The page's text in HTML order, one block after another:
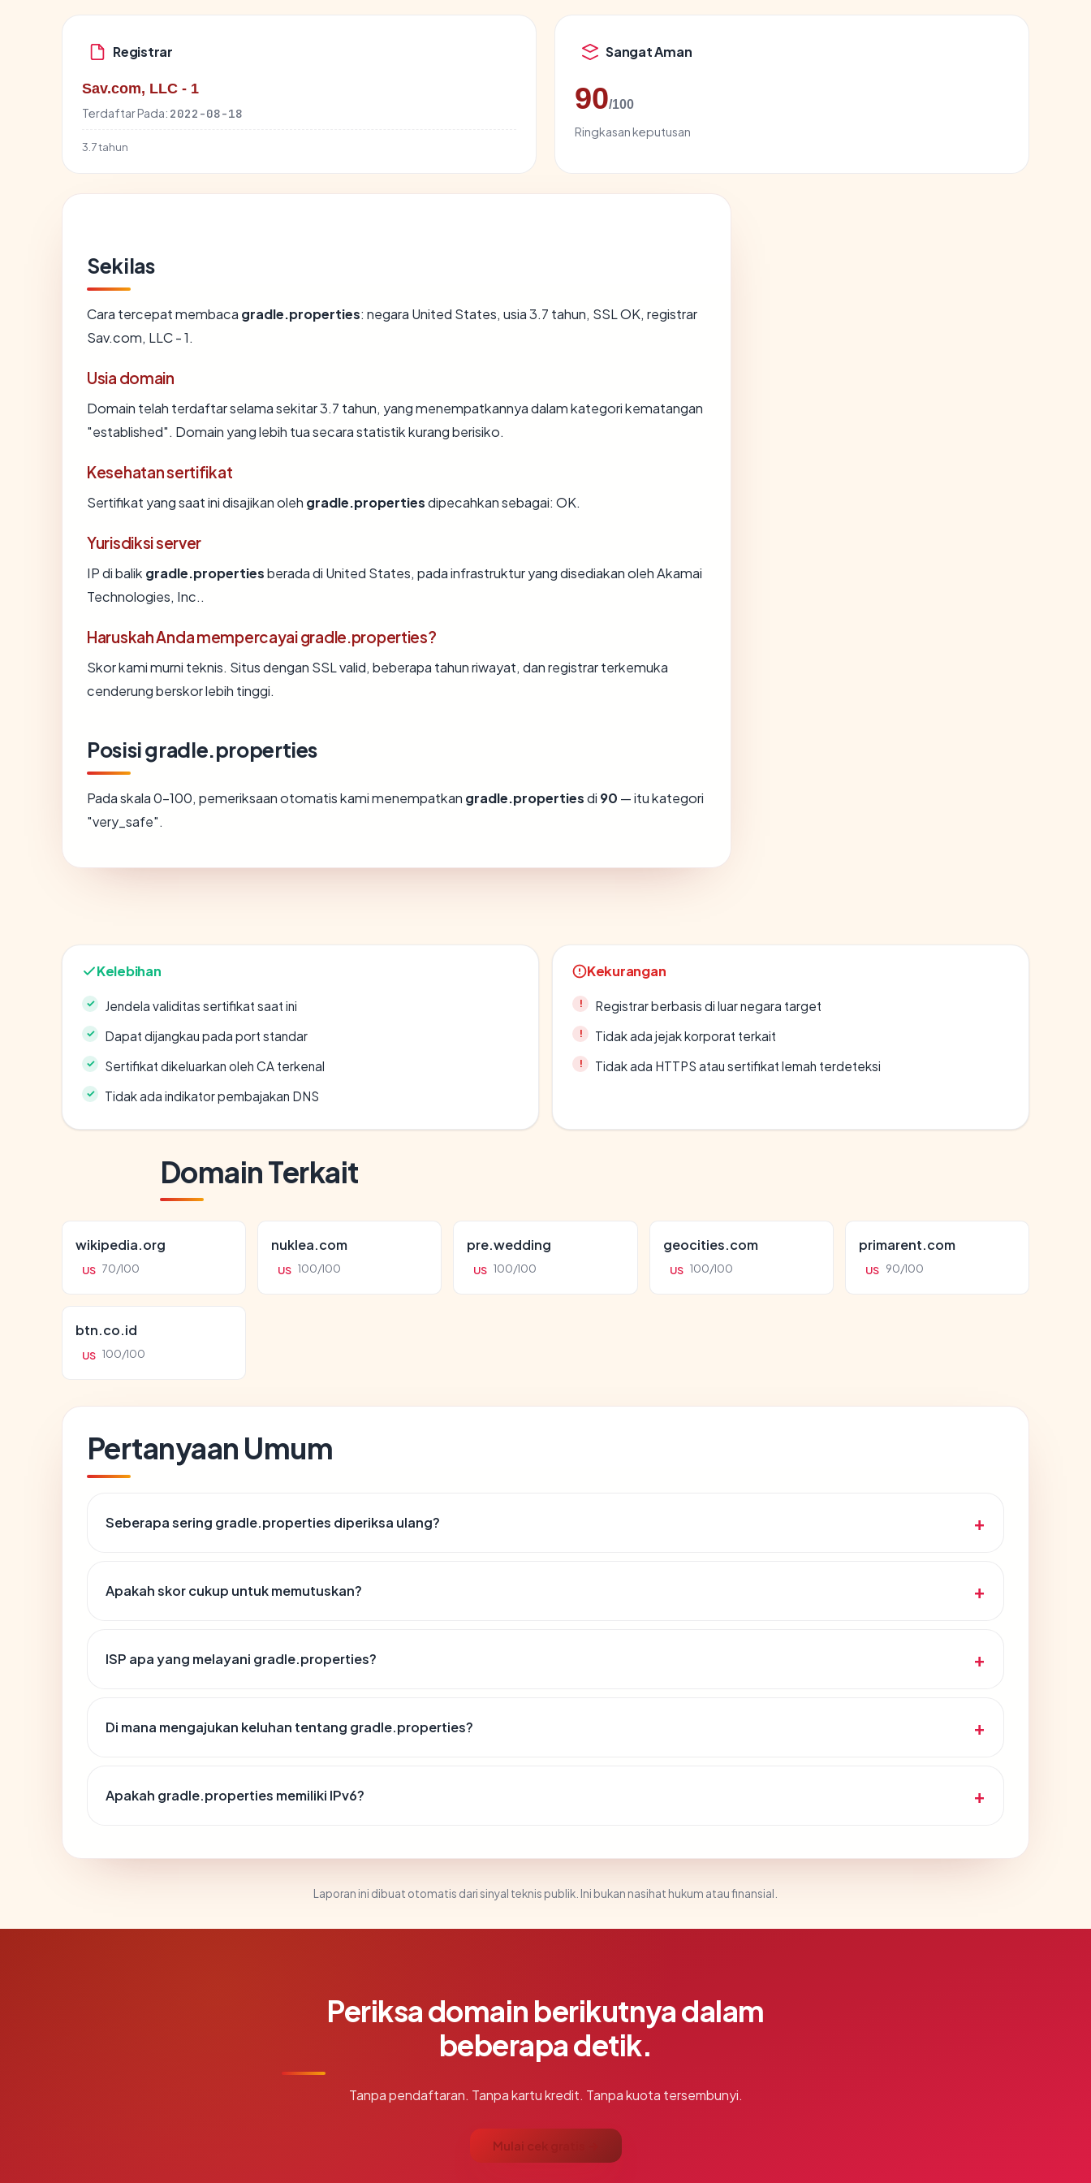
Registrar
Sav.com, LLC - 1
Terdaftar Pada: 2022-08-18
3.7 tahun
Sangat Aman
90/100
Ringkasan keputusan
Sekilas
Cara tercepat membaca gradle.properties: negara United States, usia 3.7 tahun, SSL OK, registrar
Sav.com, LLC - 1.
Usia domain
Domain telah terdaftar selama sekitar 3.7 tahun, yang menempatkannya dalam kategori kematangan
"established". Domain yang lebih tua secara statistik kurang berisiko.
Kesehatan sertifikat
Sertifikat yang saat ini disajikan oleh gradle.propertiesdipecahkan sebagai: OK.
Yurisdiksi server
IP di balik gradle.propertiesberada di United States, pada infrastruktur yang disediakan oleh Akamai
Technologies, Inc..
Haruskah Anda mempercayai gradle.properties?
Skor kami murni teknis. Situs dengan SSL valid, beberapa tahun riwayat, dan registrar terkemuka
cenderung berskor lebih tinggi.
Posisi gradle.properties
Pada skala 0-100, pemeriksaan otomatis kami menempatkan gradle.propertiesdi 90 — itu kategori
"very_safe".
Kelebihan
Jendela validitas sertifikat saat ini
Dapat dijangkau pada port standar
Sertifikat dikeluarkan oleh CA terkenal
Tidak ada indikator pembajakan DNS
Kekurangan
Registrar berbasis di luar negara target
Tidak ada jejak korporat terkait
Tidak ada HTTPS atau sertifikat lemah terdeteksi
Domain Terkait
wikipedia.org
US 70/100
nuklea.com
US 100/100
pre.wedding
US 100/100
geocities.com
US 100/100
primarent.com
US 90/100
btn.co.id
US 100/100
Pertanyaan Umum
Seberapa sering gradle.properties diperiksa ulang?
Apakah skor cukup untuk memutuskan?
ISP apa yang melayani gradle.properties?
Di mana mengajukan keluhan tentang gradle.properties?
Apakah gradle.properties memiliki IPv6?
Laporan ini dibuat otomatis dari sinyal teknis publik. Ini bukan nasihat hukum atau finansial.
Periksa domain berikutnya dalam
beberapa detik.
Tanpa pendaftaran. Tanpa kartu kredit. Tanpa kuota tersembunyi.
Mulai cek gratis →